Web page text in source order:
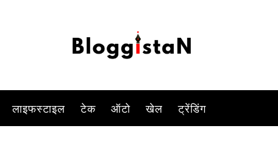
लाइफस्टाइल टेक ऑटो खेल ट्रेंडिंग